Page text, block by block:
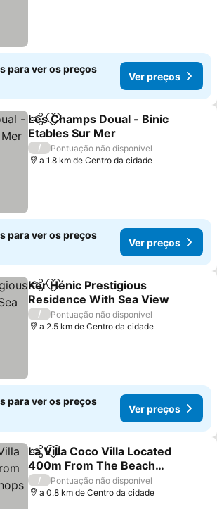
para ver os preços
Ver preços
PartilharAdicionar aos favoritos
Les Champs Doual - Binic
Etables Sur Mer
Ver preços
/
Pontuação não disponível
a 1.8 km de Centro da cidade
para ver os preços
Ver preços
PartilharAdicionar aos favoritos
Ker Hénic Prestigious
Residence With Sea View
Ver preços
/
Pontuação não disponível
a 2.5 km de Centro da cidade
para ver os preços
Ver preços
PartilharAdicionar aos favoritos
La Villa Coco Villa Located
400m From The Beach
And Shops
Ver preços
/
Pontuação não disponível
a 0.8 km de Centro da cidade